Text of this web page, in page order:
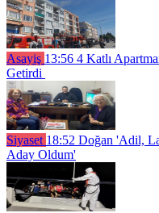
Asayiş 13:56 4 Katlı
Getirdi
Siyaset 18:52 Doğan 'Adil,
Aday Oldum'